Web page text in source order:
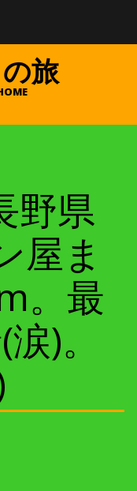
旅
野県
屋ま
。最
)。